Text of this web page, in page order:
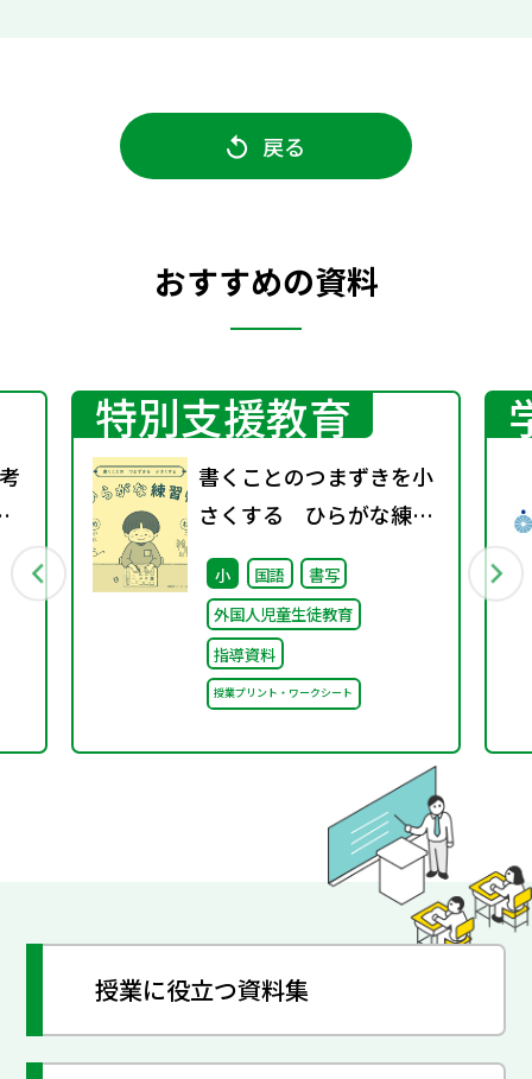
戻る
おすすめの資料
特別支援教育
書くことのつまずきを小
さくする ひらがな練習
帳
小 国語
書写
外国人児童生徒教育
指導資料
授業プリント・ワークシート
授業に役立つ資料集